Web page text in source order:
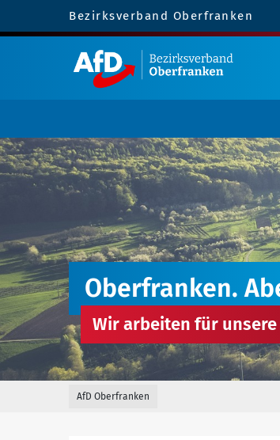
Bezirksverband Oberfranken
Oberfranken.
Wir arbeiten für
AfD Oberfranken